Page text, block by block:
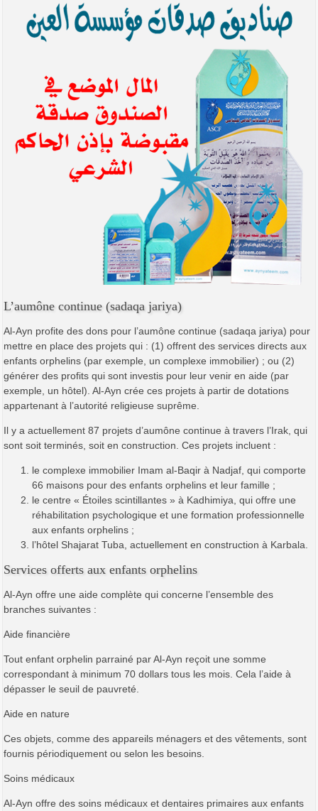
L’aumône continue (sadaqa jariya)
Al-Ayn profite des dons pour l’aumône continue (sadaqa jariya) pour
mettre en place des projets qui : (1) offrent des services directs aux
enfants orphelins (par exemple, un complexe immobilier) ; ou (2)
générer des profits qui sont investis pour leur venir en aide (par
exemple, un hôtel). Al-Ayn crée ces projets à partir de dotations
appartenant à l’autorité religieuse suprême.
Il y a actuellement 87 projets d’aumône continue à travers l’Irak, qui
sont soit terminés, soit en construction. Ces projets incluent :
le complexe immobilier Imam al-Baqir à Nadjaf, qui comporte
66 maisons pour des enfants orphelins et leur famille ;
le centre « Étoiles scintillantes » à Kadhimiya, qui offre une
réhabilitation psychologique et une formation professionnelle
aux enfants orphelins ;
l’hôtel Shajarat Tuba, actuellement en construction à Karbala.
Services offerts aux enfants orphelins
Al-Ayn offre une aide complète qui concerne l’ensemble des
branches suivantes :
Aide financière
Tout enfant orphelin parrainé par Al-Ayn reçoit une somme
correspondant à minimum 70 dollars tous les mois. Cela l’aide à
dépasser le seuil de pauvreté.
Aide en nature
Ces objets, comme des appareils ménagers et des vêtements, sont
fournis périodiquement ou selon les besoins.
Soins médicaux
Al-Ayn offre des soins médicaux et dentaires primaires aux enfants